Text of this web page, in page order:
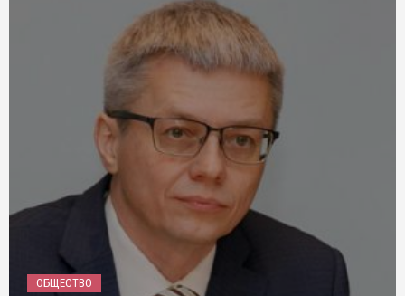
ОБЩЕСТВО